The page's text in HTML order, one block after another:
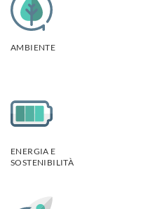
AMBIENTE
ENERGIA E
SOSTENIBILITÀ